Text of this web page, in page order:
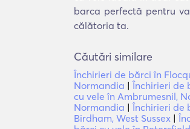
barca perfectă pentru
călătoria ta.
Căutări similare
Închirieri de bărci în
Normandia | Închirieri de
cu vele în Ambrumesnil,
Normandia | Închirieri de
Birdham, West Sussex |